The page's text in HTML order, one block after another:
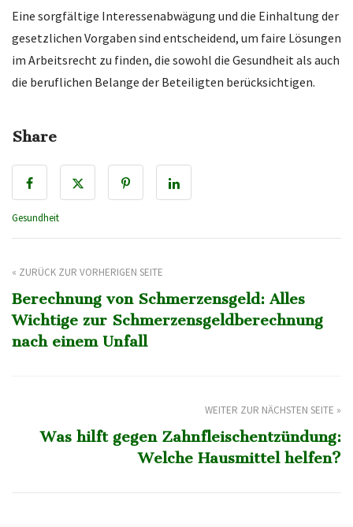
Eine sorgfältige Interessenabwägung und die Einhaltung der
gesetzlichen Vorgaben sind entscheidend, um faire Lösungen
im Arbeitsrecht zu finden, die sowohl die Gesundheit als auch
die beruflichen Belange der Beteiligten berücksichtigen.
Share
Gesundheit
« ZURÜCK ZUR VORHERIGEN SEITE
Berechnung von Schmerzensgeld: Alles
Wichtige zur Schmerzensgeldberechnung
nach einem Unfall
WEITER ZUR NÄCHSTEN SEITE »
Was hilft gegen Zahnfleischentzündung:
Welche Hausmittel helfen?